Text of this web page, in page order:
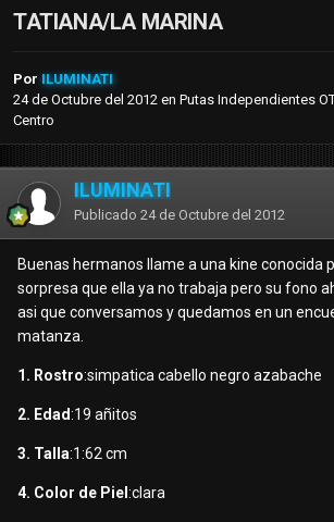
TATIANA/LA MARINA
Por ILUMINATI
24 de Octubre del 2012 en Putas Independientes
Centro
ILUMINATI
Publicado 24 de Octubre del 2012
Buenas hermanos llame a una kine conocida
sorpresa que ella ya no trabaja pero su fono
asi que conversamos y quedamos en un
matanza.
1. Rostro:simpatica cabello negro azabache
2. Edad:19 añitos
3. Talla:1:62 cm
4. Color de Piel :clara